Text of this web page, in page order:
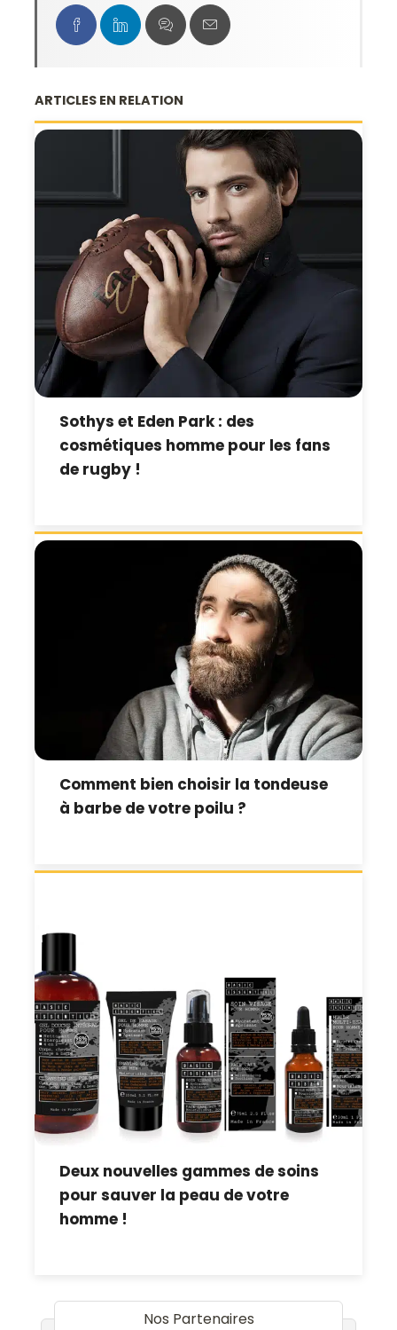
ARTICLES EN RELATION
Sothys et Eden Park : des
cosmétiques homme pour les fans
de rugby !
Comment bien choisir la tondeuse
à barbe de votre poilu ?
Deux nouvelles gammes de soins
pour sauver la peau de votre
homme !
Nos Partenaires